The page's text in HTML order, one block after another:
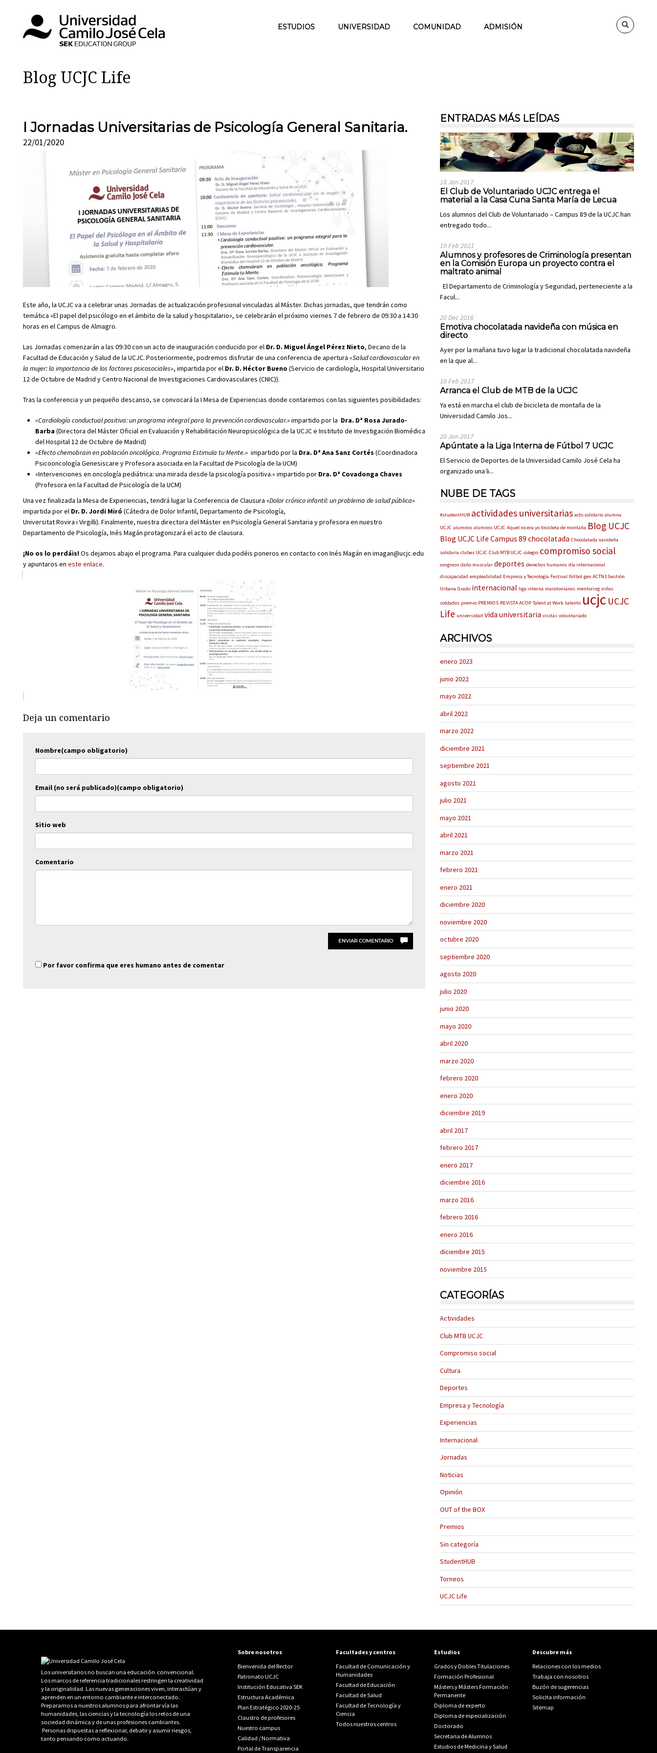
ESTUDIOS UNIVERSIDAD COMUNIDAD ADMISIÓN
Blog UCJC Life
I Jornadas Universitarias de Psicología General Sanitaria.
22/01/2020
Este año, la UCJC va a celebrar unas Jornadas de actualización profesional vinculadas al Máster. Dichas jornadas, que tendrán como
temática «El papel del psicólogo en el ámbito de la salud y hospitalario», se celebrarán el próximo viernes 7 de febrero de 09:30 a 14:30
horas en el Campus de Almagro.
Las Jornadas comenzarán a las 09:30 con un acto de inauguración conducido por el Dr. D. Miguel Ángel Pérez Nieto, Decano de la
Facultad de Educación y Salud de la UCJC. Posteriormente, podremos disfrutar de una conferencia de apertura «Salud cardiovascular en
la mujer: la importancia de los factores psicosociales», impartida por el Dr. D. Héctor Bueno (Servicio de cardiología, Hospital Universitario
12 de Octubre de Madrid y Centro Nacional de Investigaciones Cardiovasculares (CNIC)).
Tras la conferencia y un pequeño descanso, se convocará la I Mesa de Experiencias donde contaremos con las siguientes posibilidades:
«Cardiología conductual positiva: un programa integral para la prevención cardiovascular.»impartido por la Dra. Dª Rosa Jurado-
Barba (Directora del Máster Oficial en Evaluación y Rehabilitación Neuropsicológica de la UCJC e Instituto de Investigación Biomédica
del Hospital 12 de Octubre de Madrid)
«Efecto chemobrain en población oncológica. Programa Estimula tu Mente.» impartido por la Dra. Dª Ana Sanz Cortés (Coordinadora
Psicooncología Genesiscare y Profesora asociada en la Facultad de Psicología de la UCM)
«Intervenciones en oncología pediátrica: una mirada desde la psicología positiva.» impartido por Dra. Dª Covadonga Chaves
(Profesora en la Facultad de Psicología de la UCM)
Una vez finalizada la Mesa de Experiencias, tendrá lugar la Conferencia de Clausura «Dolor crónico infantil: un problema de salud pública»
impartida por el Dr. D. Jordi Miró (Cátedra de Dolor Infantil, Departamento de Psicología,
Universitat Rovira i Virgilli). Finalmente, nuestra directora del Máster en Psicología General Sanitaria y profesora en nuestro
Departamento de Psicología, Inés Magán protagonizará el acto de clausura.
¡No os lo perdáis!Os dejamos abajo el programa. Para cualquier duda podéis poneros en contacto con Inés Magán en imagan@ucjc.edu
y apuntaros en este enlace.
Deja un comentario
Nombre(campo obligatorio)
Email (no será publicado)(campo obligatorio)
Sitio web
Comentario
ENVIAR COMENTARIO
Por favor confirma que eres humano antes de comentar
ENTRADAS MÁS LEÍDAS
18 Jan 2017
El Club de Voluntariado UCJC entrega el
material a la Casa Cuna Santa María de Lecua
Los alumnos del Club de Voluntariado – Campus 89 de la UCJC han
entregado todo...
10 Feb 2021
Alumnos y profesores de Criminología presentan
en la Comisión Europa un proyecto contra el
maltrato animal
El Departamento de Criminología y Seguridad, perteneciente a la
Facul...
20 Dec 2016
Emotiva chocolatada navideña con música en
directo
Ayer por la mañana tuvo lugar la tradicional chocolatada navideña
en la que al...
10 Feb 2017
Arranca el Club de MTB de la UCJC
Ya está en marcha el club de bicicleta de montaña de la
Universidad Camilo Jos...
20 Jan 2017
Apúntate a la Liga Interna de Fútbol 7 UCJC
El Servicio de Deportes de la Universidad Camilo José Cela ha
organizado una li...
NUBE DE TAGS
#studentHUB actividades universitarias acto solidario alumna
UCJC alumnos alumnos UCJC Aquel no era yo bicicleta de montaña Blog UCJC
Blog UCJC Life Campus 89 chocolatada Chocolatada navideña
solidaria clubes UCJC Club MTB UCJC colegio compromiso social
congreso daño muscular deportes derechos humanos día internacional
discapacidad empleabilidad Empresa y Tecnología Festival fútbol gen ACTN3 Gestión
Urbana Grado internacional liga interna maratonianos mentoring niños
soldados premio PREMIOS REVISTA ACOP Talent at Work talento ucjc UCJC
Life universidad vida universitaria visitas voluntariado
ARCHIVOS
enero 2023
junio 2022
mayo 2022
abril 2022
marzo 2022
diciembre 2021
septiembre 2021
agosto 2021
julio 2021
mayo 2021
abril 2021
marzo 2021
febrero 2021
enero 2021
diciembre 2020
noviembre 2020
octubre 2020
septiembre 2020
agosto 2020
julio 2020
junio 2020
mayo 2020
abril 2020
marzo 2020
febrero 2020
enero 2020
diciembre 2019
abril 2017
febrero 2017
enero 2017
diciembre 2016
marzo 2016
febrero 2016
enero 2016
diciembre 2015
noviembre 2015
CATEGORÍAS
Actividades
Club MTB UCJC
Compromiso social
Cultura
Deportes
Empresa y Tecnología
Experiencias
Internacional
Jornadas
Noticias
Opinión
OUT of the BOX
Premios
Sin categoría
StudentHUB
Torneos
UCJC Life
Los universitarios no buscan una educación convencional.
Los marcos de referencia tradicionales restringen la creatividad
y la originalidad. Las nuevas generaciones viven, interactúan y
aprenden en un entorno cambiante e interconectado.
Preparamos a nuestros alumnos para afrontar vía las
humanidades, las ciencias y la tecnología los retos de una
sociedad dinámica y de unas profesiones cambiantes.
Personas dispuestas a reflexionar, debatir y asumir riesgos,
tanto pensando como actuando.
Sobre nosotros
Bienvenida del Rector
Patronato UCJC
Institución Educativa SEK
Estructura Académica
Plan Estratégico 2020-25
Claustro de profesores
Nuestro campus
Calidad /Normativa
Portal de Transparencia
Facultades y centros
Facultad de Comunicación y
Humanidades
Facultad de Educación
Facultad de Salud
Facultad de Tecnología y
Ciencia
Todos nuestros centros
Estudios
Grados y Dobles Titulaciones
Formación Profesional
Másters y Másters Formación
Permanente
Diploma de experto
Diploma de especialización
Doctorado
Secretaria de Alumnos
Estudios de Medicina y Salud
Descubre más
Relaciones con los medios
Trabaja con nosotros
Buzón de sugerencias
Solicita información
Sitemap